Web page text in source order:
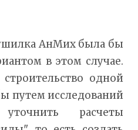
АнМих была бы
в этом случае.
одной
путем исследований
расчеты